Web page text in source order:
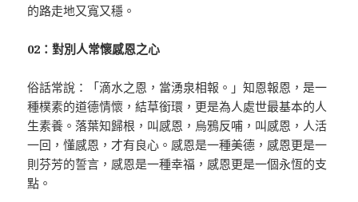
的路走地又寬又穩。
02：對別人常懷感恩之心
俗話常說：「滴水之恩，當湧泉相報。」知恩報恩，是一
種樸素的道德情懷，結草銜環，更是為人處世最基本的人
生素養。落葉知歸根，叫感恩，烏鴉反哺，叫感恩，人活
一回，懂感恩，才有良心。感恩是一種美德，感恩更是一
則芬芳的誓言，感恩是一種幸福，感恩更是一個永恆的支
點。